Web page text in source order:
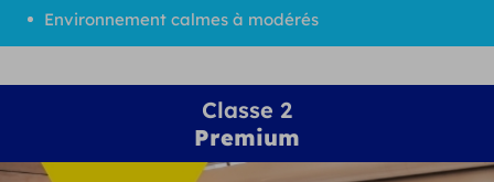
Environnement calmes à modérés
Classe 2
Premium